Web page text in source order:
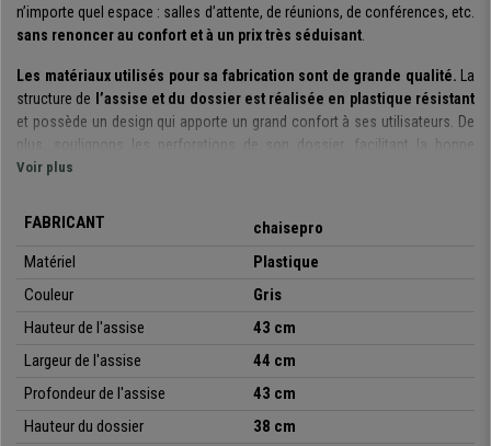
n’importe quel espace : salles d’attente, de réunions, de conférences, etc.
sans renoncer au confort et à un prix très séduisant.
Les matériaux utilisés pour sa fabrication sont de grande qualité. La
structure de l’assise et du dossier est réalisée en plastique résistant
et possède un design qui apporte un grand confort à ses utilisateurs. De
plus, soulignons les perforations de son dossier, facilitant la bonne
circulation de l’air. Sa
offrir à vos clients ou invités une assise robuste, confortable et de
utiliser lors des réunions, avec des clients, dans les salles d’attente, de
réceptions, les bureaux, conférences ou évènements, etc. De plus, il est
celle qui s’adapte le mieux à vos besoins ou envies.
monté dans sa totalité.
Cette magnifique chaise de réunion associe
Voir plus
FABRICANT
chaisepro
Matériel
Plastique
Couleur
Gris
Hauteur de l'assise
43 cm
Largeur de l'assise
44 cm
Profondeur de l'assise
43 cm
Hauteurdu dossier 38 cm